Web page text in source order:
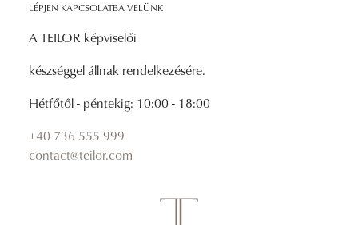
LÉPJEN KAPCSOLATBA VELÜNK
A TEILOR képviselői
készséggel állnak rendelkezésére.
Hétfőtől - péntekig: 10:00 - 18:00
+40 736 555 999
contact@teilor.com